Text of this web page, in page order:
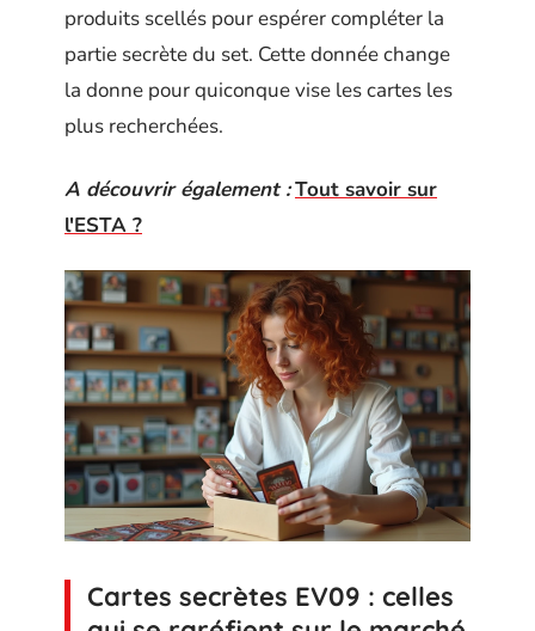
produits scellés pour espérer compléter la
partie secrète du set. Cette donnée change
la donne pour quiconque vise les cartes les
plus recherchées.
A découvrir également :Tout savoir sur
l'ESTA ?
Cartes secrètes EV09 : celles